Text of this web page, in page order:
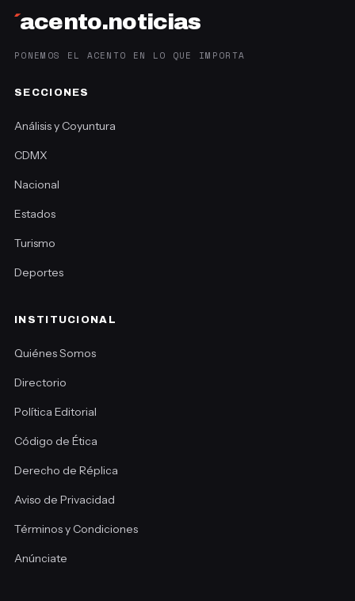
´acento.noticias
PONEMOS EL ACENTO EN LO QUE IMPORTA
SECCIONES
Análisis y Coyuntura
CDMX
Nacional
Estados
Turismo
Deportes
INSTITUCIONAL
Quiénes Somos
Directorio
Política Editorial
Código de Ética
Derecho de Réplica
Aviso de Privacidad
Términos y Condiciones
Anúnciate